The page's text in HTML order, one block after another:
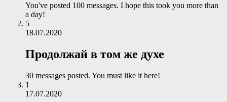
You've posted 100 messages. I hope this took you more than
a day!
5
18.07.2020
Продолжай в том же духе
30 messages posted. You must like it here!
1
17.07.2020